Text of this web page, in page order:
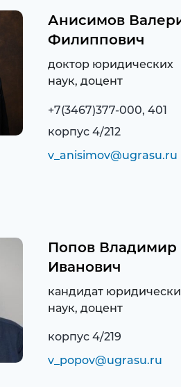
Анисимов
Филиппович
доктор юридических
наук, доцент
+7(3467)377-000, 401
корпус 4/212
v_anisimov@ugrasu.ru
Попов Владимир
Иванович
кандидат
наук, доцент
корпус 4/219
v_popov@ugrasu.ru